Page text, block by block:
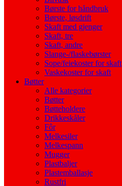
Børste for håndbruk
Børste, løsdrift
Skaft med gjenger
Skaft, tre
Skaft, andre
Slange-/flaskebørster
Sope/feiekoster for skaft
Vaskekoster for skaft
Bøtter
Alle kategorier
Bøtter
Bøtteholdere
Drikkeskåler
Fôr
Melkesiler
Melkespann
Mugger
Plastbaljer
Plastemballasje
Rustfri